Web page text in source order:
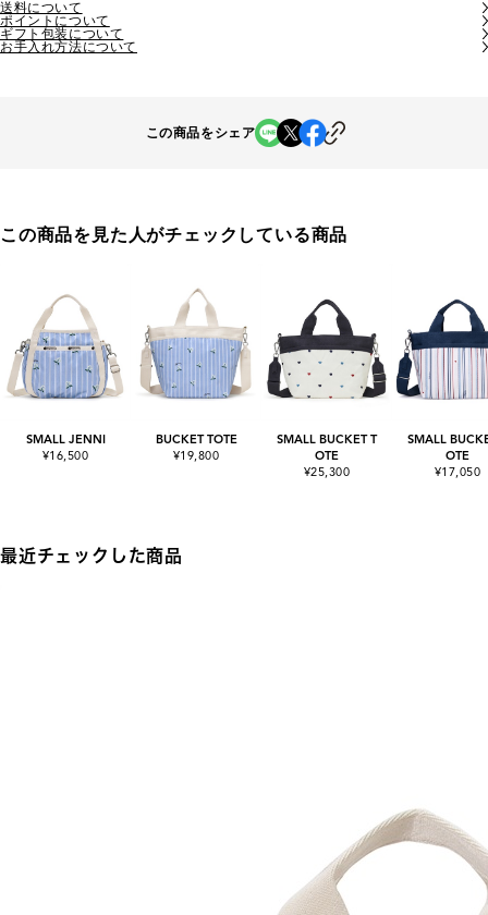
送料について
ポイントについて
ギフト包装について
お手入れ方法について
この商品をシェア
この商品を見た人がチェックしている商品
SMALL JENNI
¥16,500
BUCKET TOTE
¥19,800
SMALL BUCKET T
OTE
¥25,300
SMALL
OTE
¥17,050
最近チェックした商品